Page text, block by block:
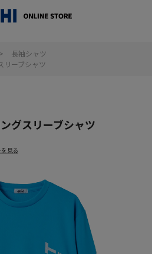
長袖シャツ
リーブシャツ
グスリーブシャツ
を見る